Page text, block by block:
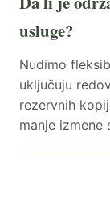
usluge?
Nudimo
uključuju
rezervnih
manje izmene